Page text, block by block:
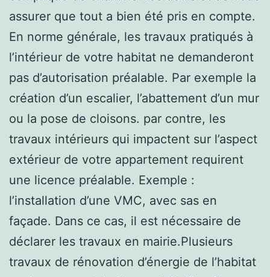
assurer que tout a bien été pris en compte.
En norme générale, les travaux pratiqués à
l’intérieur de votre habitat ne demanderont
pas d’autorisation préalable. Par exemple la
création d’un escalier, l’abattement d’un mur
ou la pose de cloisons. par contre, les
travaux intérieurs qui impactent sur l’aspect
extérieur de votre appartement requirent
une licence préalable. Exemple :
l’installation d’une VMC, avec sas en
façade. Dans ce cas, il est nécessaire de
déclarer les travaux en mairie.Plusieurs
travaux de rénovation d’énergie de l’habitat